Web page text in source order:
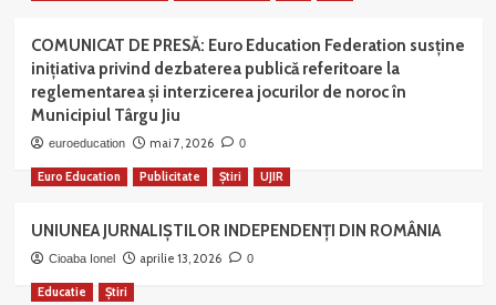
COMUNICAT DE PRESĂ: Euro Education Federation susține
inițiativa privind dezbaterea publică referitoare la
reglementarea și interzicerea jocurilor de noroc în
Municipiul Târgu Jiu
euroeducation mai 7, 2026 0
Euro Education Publicitate Știri UJIR
UNIUNEA JURNALIȘTILOR INDEPENDENȚI DIN ROMÂNIA
Cioaba Ionel aprilie 13, 2026 0
Educatie Știri